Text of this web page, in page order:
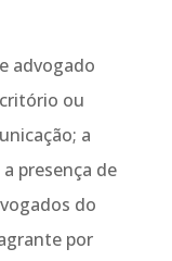
advogado
ou
a
presença de
do
por